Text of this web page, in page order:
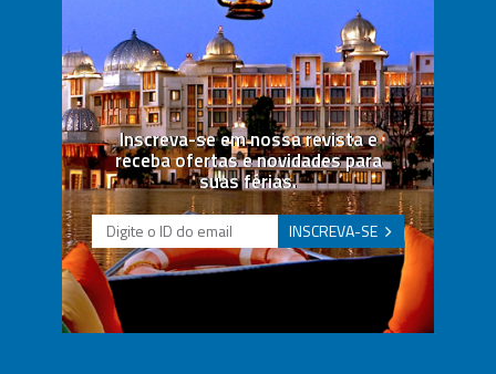
Inscreva-se em nossa revista e
receba ofertas e novidades para
suas férias.
INSCREVA-SE